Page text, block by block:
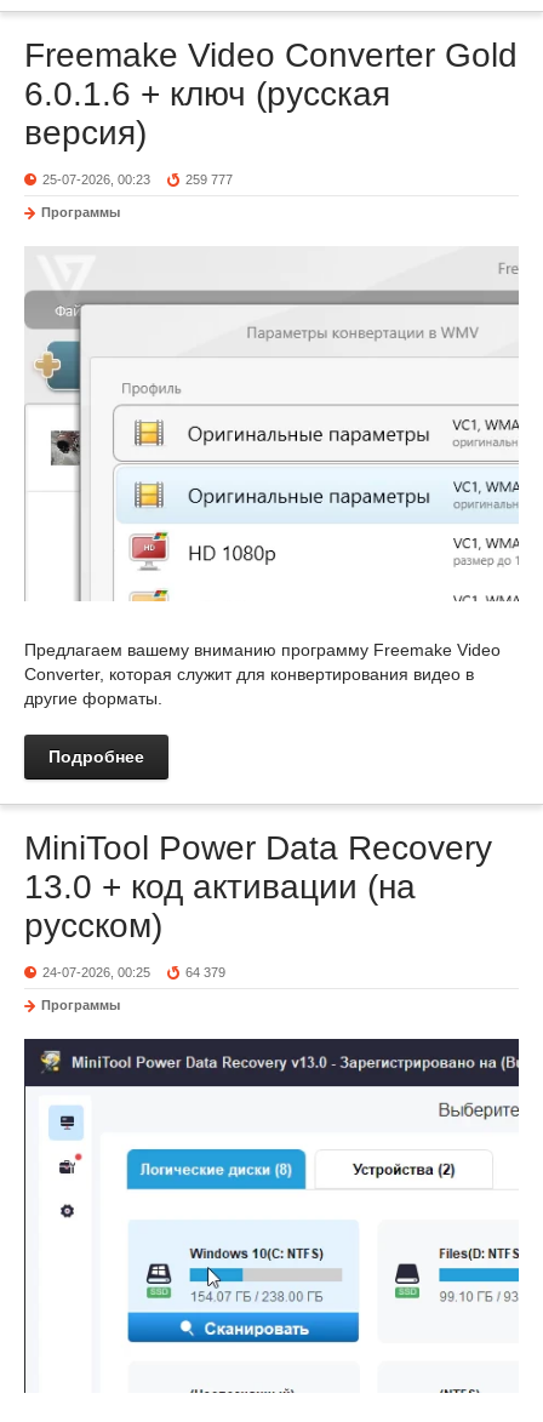
Freemake Video Converter Gold
6.0.1.6 + ключ (русская
версия)
25-07-2026, 00:23 259 777
Программы
Предлагаем вашему вниманию программу Freemake Video
Converter, которая служит для конвертирования видео в
другие форматы.
Подробнее
MiniTool Power Data Recovery
13.0 + код активации (на
русском)
24-07-2026, 00:25 64 379
Программы